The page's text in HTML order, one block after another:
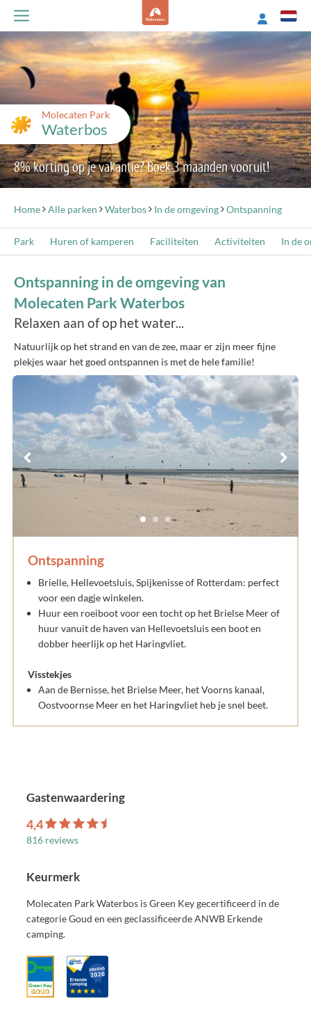
Molecaten Park
Waterbos
8% korting op je vakantie? Boek 3 maanden vooruit!
Home Alle parken Waterbos In de omgeving Ontspanning
Park Huren of kamperen Faciliteiten Activiteiten In de
Ontspanning in de omgeving van
Molecaten Park Waterbos
Relaxen aan of op het water...
Natuurlijk op het strand en van de zee, maar er zijn meer fijne
plekjes waar het goed ontspannen is met de hele familie!
Ontspanning
Brielle, Hellevoetsluis, Spijkenisse of Rotterdam: perfect
voor een dagje winkelen.
Huur een roeiboot voor een tocht op het Brielse Meer of
huur vanuit de haven van Hellevoetsluis een boot en
dobber heerlijk op het Haringvliet.
Visstekjes
Aan de Bernisse, het Brielse Meer, het Voorns kanaal,
Oostvoornse Meer en het Haringvliet heb je snel beet.
Gastenwaardering
4,4
816 reviews
Keurmerk
Molecaten Park Waterbos is Green Key gecertificeerd in de
categorie Goud en een geclassificeerde ANWB Erkende
camping.